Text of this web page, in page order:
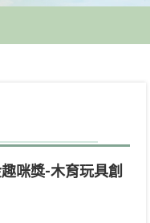
咪獎-木育玩具創